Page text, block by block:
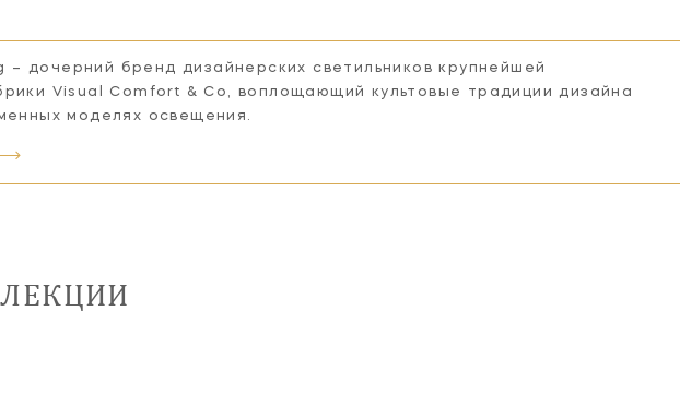
– дочерний бренд дизайнерских светильников крупнейшей
Visual Comfort & Co, воплощающий культовые традиции дизайна
моделях освещения.